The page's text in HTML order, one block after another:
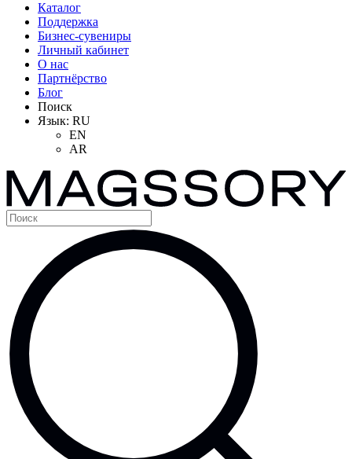
Каталог
Поддержка
Бизнес-сувениры
Личный кабинет
О нас
Партнёрство
Блог
Поиск
Язык: RU
EN
AR